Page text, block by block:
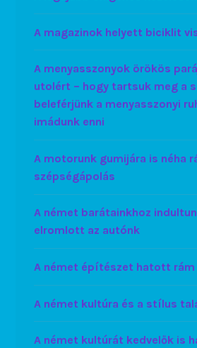
A magazinok helyett biciklit
A menyasszonyok örökös
utolért – hogy tartsuk meg a
beleférjünk a menyasszonyi
imádunk enni
A motorunk gumijára is néha
szépségápolás
A német barátainkhoz
elromlott az autónk
A német építészet hatott rám
A német kultúra és a stílus
A német kultúrát kedvelők is